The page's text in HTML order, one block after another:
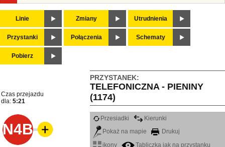
Linie Zmiany Utrudnienia
Przystanki Połączenia Schematy
Pobierz
PRZYSTANEK:
TELEFONICZNA - PIENINY
(1174)
Czas przejazdu
dla: 5:21
N4B
Przesiadki
Kierunki
Pokaż na mapie
Drukuj
ikony
Tabliczka jak na przystanku